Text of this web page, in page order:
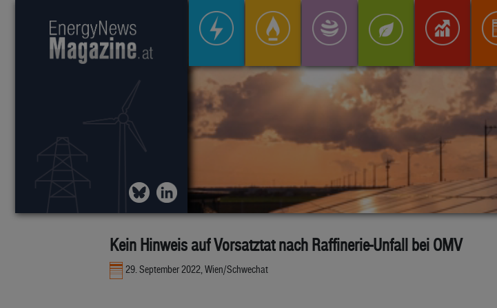
Kein Hinweis auf Vorsatztat nach Raffinerie-Unfall bei OMV
29. September 2022, Wien/Schwechat